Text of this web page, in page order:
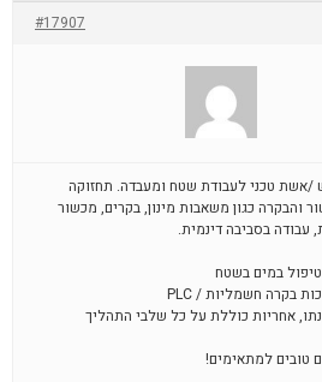
#17907
/אשת טכני לעבודת שטח ומעבדה. תחזוקה
והבקרה כגון משאבות מינון, בקרים, מכשור
עבודה בסביבה דינמית.
טובים למתאימים!